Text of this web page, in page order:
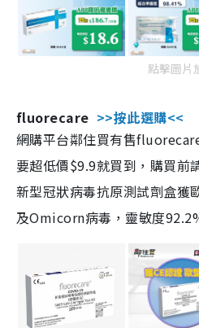
點擊圖片
fluorecare >>按此選購<<
網購平台鄰住買有售
要超低價$9.9就買到，購買前
新型冠狀病毒抗原測試劑盒獲
及Omicorn病毒，靈敏度